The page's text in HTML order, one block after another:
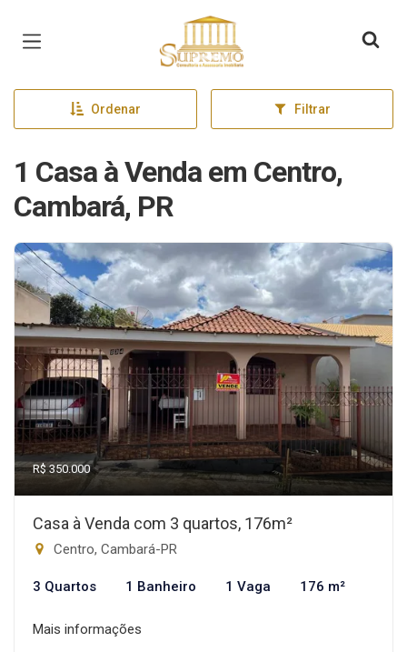
Página inicial
Ordenar Filtrar
1 Casa à Venda em Centro,
Cambará, PR
R$ 350.000
Casa à Venda com 3 quartos, 176m²
Centro, Cambará-PR
3 Quartos 1 Banheiro 1 Vaga 176 m²
Mais informações